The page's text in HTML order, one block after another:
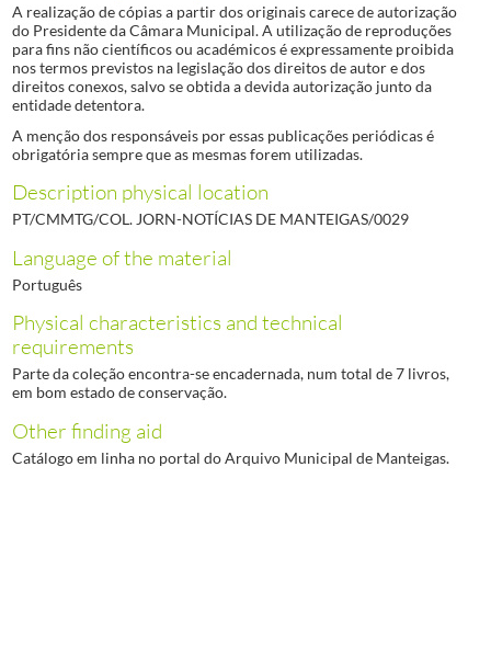
A realização de cópias a partir dos originais carece de autorização
do Presidente da Câmara Municipal. A utilização de reproduções
para fins não científicos ou académicos é expressamente proibida
nos termos previstos na legislação dos direitos de autor e dos
direitos conexos, salvo se obtida a devida autorização junto da
entidade detentora.
A menção dos responsáveis por essas publicações periódicas é
obrigatória sempre que as mesmas forem utilizadas.
Description physical location
PT/CMMTG/COL. JORN-NOTÍCIAS DE MANTEIGAS/0029
Language of the material
Português
Physical characteristics and technical
requirements
Parte da coleção encontra-se encadernada, num total de 7 livros,
em bom estado de conservação.
Other finding aid
Catálogo em linha no portal do Arquivo Municipal de Manteigas.